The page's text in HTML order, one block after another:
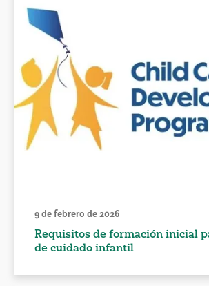
9 de febrero de 2026
Requisitos de formación inicial
de cuidado infantil